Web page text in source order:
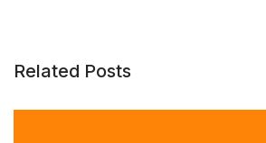
Related Posts